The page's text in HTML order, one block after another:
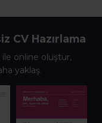
CV Hazırlama
ile online oluştur,
yaklaş.